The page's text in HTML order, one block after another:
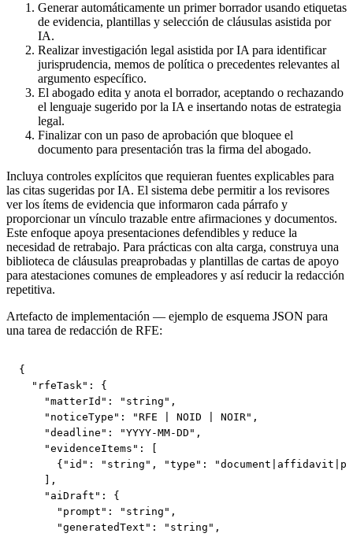
Generar automáticamente un primer borrador usando etiquetas
de evidencia, plantillas y selección de cláusulas asistida por
IA.
Realizar investigación legal asistida por IA para identificar
jurisprudencia, memos de política o precedentes relevantes al
argumento específico.
El abogado edita y anota el borrador, aceptando o rechazando
el lenguaje sugerido por la IA e insertando notas de estrategia
legal.
Finalizar con un paso de aprobación que bloquee el
documento para presentación tras la firma del abogado.
Incluya controles explícitos que requieran fuentes explicables para
las citas sugeridas por IA. El sistema debe permitir a los revisores
ver los ítems de evidencia que informaron cada párrafo y
proporcionar un vínculo trazable entre afirmaciones y documentos.
Este enfoque apoya presentaciones defendibles y reduce la
necesidad de retrabajo. Para prácticas con alta carga, construya una
biblioteca de cláusulas preaprobadas y plantillas de cartas de apoyo
para atestaciones comunes de empleadores y así reducir la redacción
repetitiva.
Artefacto de implementación — ejemplo de esquema JSON para
una tarea de redacción de RFE:
{
  "rfeTask": {
    "matterId": "string",
    "noticeType": "RFE | NOID | NOIR",
    "deadline": "YYYY-MM-DD",
    "evidenceItems": [
{"id": "string", "type":
    ],
    "aiDraft": {
      "prompt": "string",
      "generatedText": "string",